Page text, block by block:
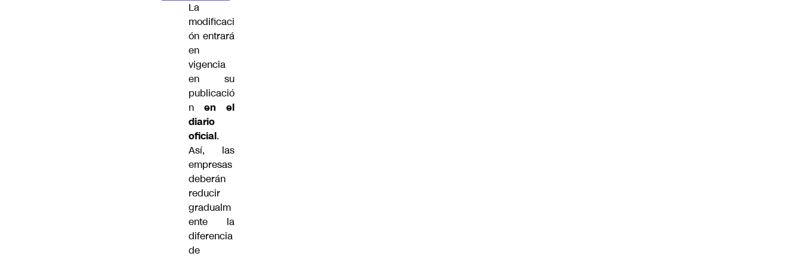
La
modificaci
ón entrará
en
vigencia
en su
publicació
nen el
diario
oficial.
Así, las
empresas
deberán
reducir
gradualm
ente la
diferencia
de